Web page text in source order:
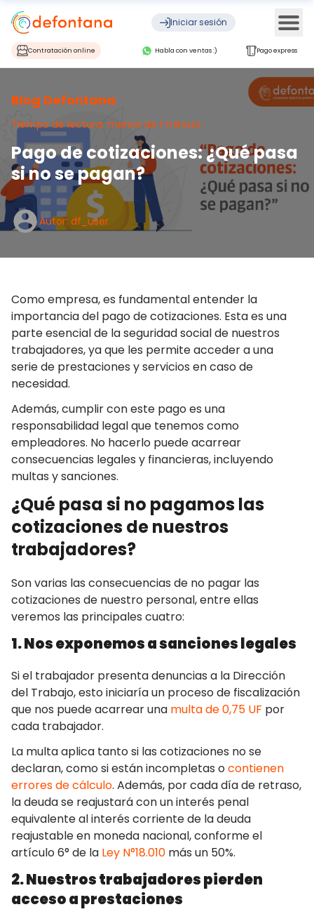
Iniciar sesión
Contratación online Habla con ventas :) Pago express
Blog Defontana
Tiempo de lectura: menos de 1 minuto
Pago de cotizaciones: ¿Qué pasa
si no se pagan?
Autor: df_user
Como empresa, es fundamental entender la
importancia del pago de cotizaciones. Esta es una
parte esencial de la seguridad social de nuestros
trabajadores, ya que les permite acceder a una
serie de prestaciones y servicios en caso de
necesidad.
Además, cumplir con este pago es una
responsabilidad legal que tenemos como
empleadores. No hacerlo puede acarrear
consecuencias legales y financieras, incluyendo
multas y sanciones.
¿Qué pasa si no pagamos las
cotizaciones de nuestros
trabajadores?
Son varias las consecuencias de no pagar las
cotizaciones de nuestro personal, entre ellas
veremos las principales cuatro:
1. Nos exponemos a sanciones legales
Si el trabajador presenta denuncias a la Dirección
del Trabajo, esto iniciaría un proceso de fiscalización
que nos puede acarrear una multa de 0,75 UF por
cada trabajador.
La multa aplica tanto si las cotizaciones no se
declaran, como si están incompletas ocontienen
errores de cálculo. Además, por cada día de retraso,
la deuda se reajustará con un interés penal
equivalente al interés corriente de la deuda
reajustable en moneda nacional, conforme el
artículo 6° de la Ley N°18.010 más un 50%.
2. Nuestros trabajadores pierden
acceso a prestaciones